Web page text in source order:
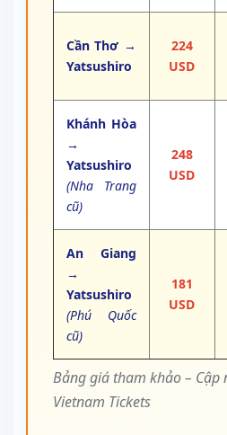
Bảng giá tham khảo –
Vietnam Tickets
Cần Thơ →
Yatsushiro
224
USD
Khánh Hòa
→
Yatsushiro
(Nha Trang
cũ)
248
USD
An Giang
→
Yatsushiro
(Phú Quốc
cũ)
181
USD